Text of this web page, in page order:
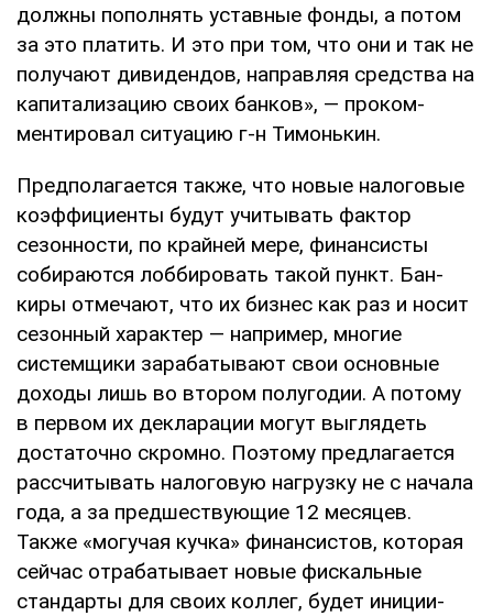
должны пополнять уставные фонды, а потом
за это платить. И это при том, что они и так не
по­лучают дивидендов, направляя средства на
капитализацию своих банков», — проком­
ментировал ситуацию г-н Тимонькин.
Предполагается также, что новые налого­вые
коэффициенты будут учитывать фактор
сезонности, по крайней мере, финансисты
собираются лоббировать такой пункт. Бан­
киры отмечают, что их бизнес как раз и но­сит
сезонный характер — например, многие
системщики зарабатывают свои основные
доходы лишь во втором полугодии. А пото­му
в первом их декларации могут выглядеть
достаточно скромно. Поэтому предлагается
рассчитывать налоговую нагрузку не с нача­ла
года, а за предшествующие 12 месяцев.
Также «могучая кучка» финансистов, кото­рая
сейчас отрабатывает новые фискальные
стандарты для своих коллег, будет иниции­